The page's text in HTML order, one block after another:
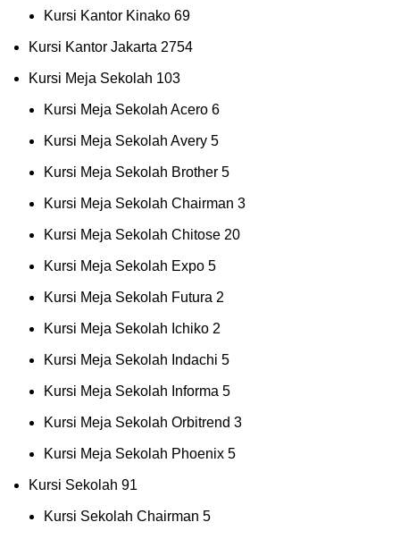
Kursi Kantor Kinako 69
Kursi Kantor Jakarta 2754
Kursi Meja Sekolah 103
Kursi Meja Sekolah Acero 6
Kursi Meja Sekolah Avery 5
Kursi Meja Sekolah Brother 5
Kursi Meja Sekolah Chairman 3
Kursi Meja Sekolah Chitose 20
Kursi Meja Sekolah Expo 5
Kursi Meja Sekolah Futura 2
Kursi Meja Sekolah Ichiko 2
Kursi Meja Sekolah Indachi 5
Kursi Meja Sekolah Informa 5
Kursi Meja Sekolah Orbitrend 3
Kursi Meja Sekolah Phoenix 5
Kursi Sekolah 91
Kursi Sekolah Chairman 5